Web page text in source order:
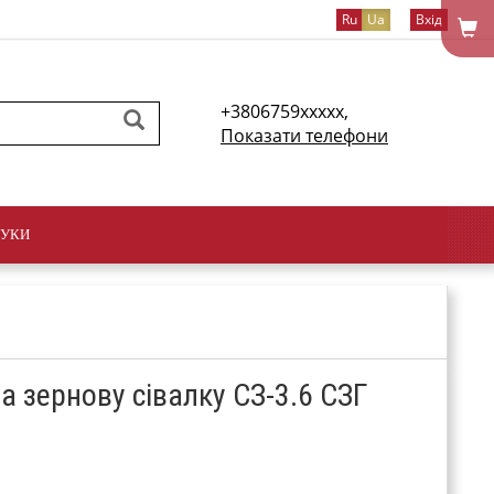
Ru Ua Вхід
+3806759xxxxx,
Показати телефони
зернову сівалку СЗ-3.6 СЗГ